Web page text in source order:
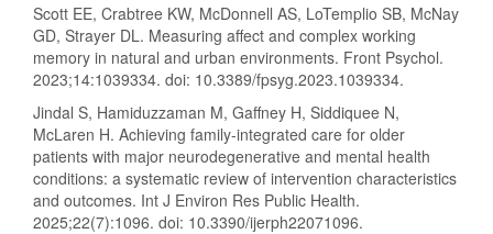
Scott EE, Crabtree KW, McDonnell AS, LoTemplio SB, McNay
GD, Strayer DL. Measuring affect and complex working
memory in natural and urban environments. Front Psychol.
2023;14:1039334. doi: 10.3389/fpsyg.2023.1039334.
Jindal S, Hamiduzzaman M, Gaffney H, Siddiquee N,
McLaren H. Achieving family-integrated care for older
patients with major neurodegenerative and mental health
conditions: a systematic review of intervention characteristics
and outcomes. Int J Environ Res Public Health.
2025;22(7):1096. doi: 10.3390/ijerph22071096.